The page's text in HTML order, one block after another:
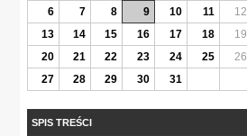
6
7 8 9 10 11
12
13
14 15 16 17 18
19
20
21 22 23 24 25
26
27
28 29 30 31
SPIS TREŚCI